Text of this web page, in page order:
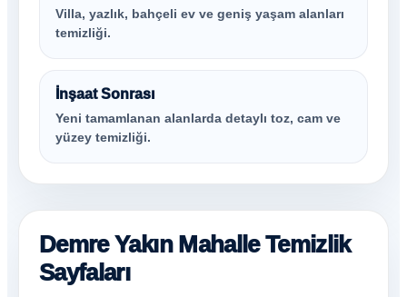
Villa, yazlık, bahçeli ev ve geniş yaşam alanları
temizliği.
İnşaat Sonrası
Yeni tamamlanan alanlarda detaylı toz, cam ve
yüzey temizliği.
Demre Yakın Mahalle Temizlik
Sayfaları